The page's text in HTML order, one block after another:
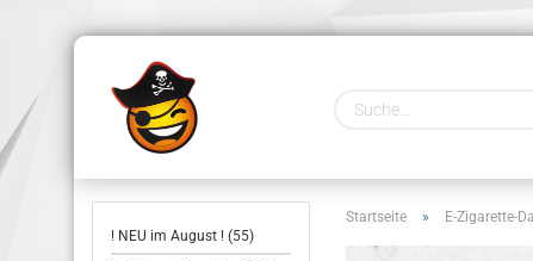
Startseite » E-Zigarette-
! NEU im August ! (55)